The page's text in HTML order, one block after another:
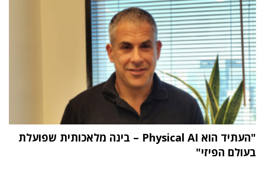
"העתיד הוא Physical AI – בינה מלאכותית שפועלת
בעולם הפיזי"